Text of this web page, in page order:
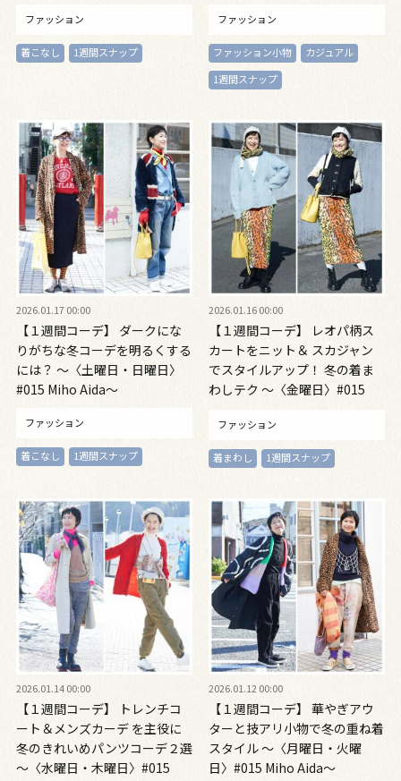
ファッション
着こなし 1週間スナップ
ファッション
ファッション小物
カジュアル
1週間スナップ
2026.01.17 00:00
【１週間コーデ】 ダークにな
りがちな冬コーデを明るくする
には？ ～〈土曜日・日曜日〉
#015 Miho Aida～
ファッション
着こなし 1週間スナップ
2026.01.16 00:00
【１週間コーデ】 レオパ柄ス
カートをニット＆ スカジャン
でスタイルアップ！ 冬の着ま
わしテク ～〈金曜日〉#015
ファッション
着まわし 1週間スナップ
2026.01.14 00:00
【１週間コーデ】 トレンチコ
ート＆メンズカーデ を主役に
冬のきれいめパンツコーデ２選
～〈水曜日・木曜日〉#015
2026.01.12 00:00
【１週間コーデ】 華やぎアウ
ターと技アリ小物で冬の重ね着
スタイル ～〈月曜日・火曜
日〉#015 Miho Aida～